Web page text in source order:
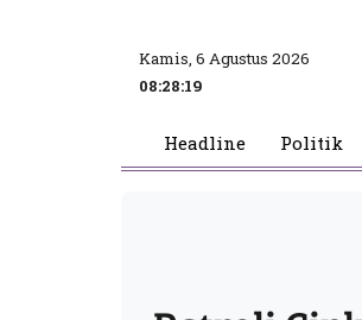
Kamis, 6 Agustus 2026
08:28:19
Headline Politik